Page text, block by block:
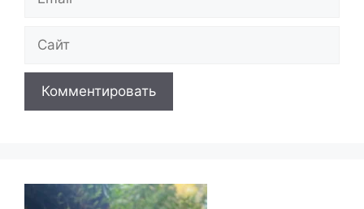
Сайт